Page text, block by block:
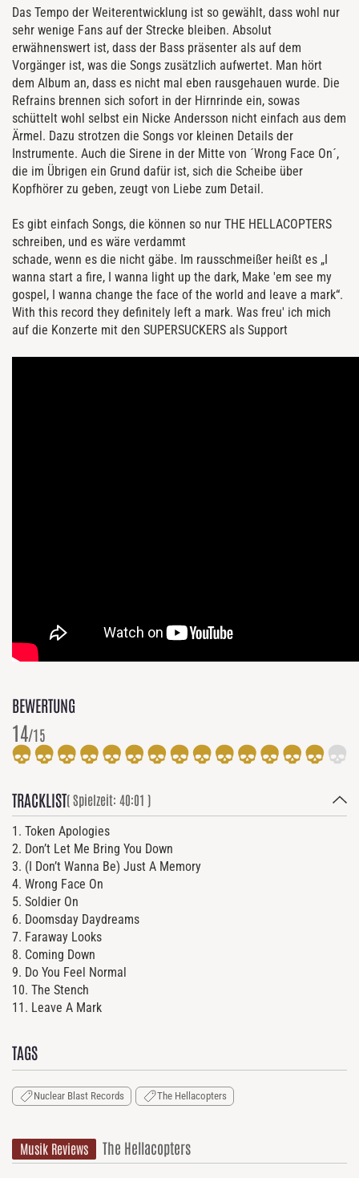
Das Tempo der Weiterentwicklung ist so gewählt, dass wohl nur
sehr wenige Fans auf der Strecke bleiben. Absolut
erwähnenswert ist, dass der Bass präsenter als auf dem
Vorgänger ist, was die Songs zusätzlich aufwertet. Man hört
dem Album an, dass es nicht mal eben rausgehauen wurde. Die
Refrains brennen sich sofort in der Hirnrinde ein, sowas
schüttelt wohl selbst ein Nicke Andersson nicht einfach aus dem
Ärmel. Dazu strotzen die Songs vor kleinen Details der
Instrumente. Auch die Sirene in der Mitte von ´Wrong Face On´,
die im Übrigen ein Grund dafür ist, sich die Scheibe über
Kopfhörer zu geben, zeugt von Liebe zum Detail.
Es gibt einfach Songs, die können so nur THE HELLACOPTERS
schreiben, und es wäre verdammt
schade, wenn es die nicht gäbe. Im rausschmeißer heißt es „I
wanna start a fire, I wanna light up the dark, Make 'em see my
gospel, I wanna change the face of the world and leave a mark“.
With this record they definitely left a mark. Was freu' ich mich
auf die Konzerte mit den SUPERSUCKERS als Support
BEWERTUNG
14/15
TRACKLIST( Spielzeit: 40:01 )
1. Token Apologies
2. Don’t Let Me Bring You Down
3. (I Don’t Wanna Be) Just A Memory
4. Wrong Face On
5. Soldier On
6. Doomsday Daydreams
7. Faraway Looks
8. Coming Down
9. Do You Feel Normal
10. The Stench
11. Leave A Mark
TAGS
Nuclear Blast Records The Hellacopters
Musik Reviews The Hellacopters